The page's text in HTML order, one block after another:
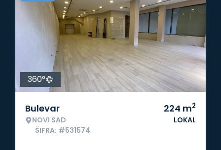
360°
Bulevar
NOVI SAD
ŠIFRA: #531574
224 m2
LOKAL